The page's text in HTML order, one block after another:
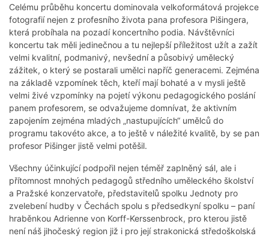
Celému průběhu koncertu dominovala velkoformátová projekce
fotografií nejen z profesního života pana profesora Pišingera,
která probíhala na pozadí koncertního podia. Návštěvníci
koncertu tak měli jedinečnou a tu nejlepší příležitost užít a zažít
velmi kvalitní, podmanivý, nevšední a působivý umělecký
zážitek, o který se postarali umělci napříč generacemi. Zejména
na základě vzpomínek těch, kteří mají bohaté a v mysli ještě
velmi živé vzpomínky na pojetí výkonu pedagogického poslání
panem profesorem, se odvažujeme domnívat, že aktivním
zapojením zejména mladých „nastupujících“ umělců do
programu takovéto akce, a to ještě v náležité kvalitě, by se pan
profesor Pišinger jistě velmi potěšil.
Všechny účinkující podpořil nejen téměř zaplněný sál, ale i
přítomnost mnohých pedagogů středního uměleckého školství
a Pražské konzervatoře, představitelů spolku Jednoty pro
zvelebení hudby v Čechách spolu s předsedkyní spolku – paní
hraběnkou Adrienne von Korff-Kerssenbrock, pro kterou jistě
není náš jihočeský region již i pro její strakonická středoškolská